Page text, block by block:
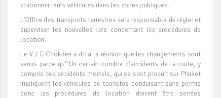
stationner leurs véhicules dans les zones publiques.
L'Office des transports terrestres sera responsable de régler et
superviser les nouvelles lois concernant les procédures de
location.
Le V / G Chokdee a dit à la réunion que les changements sont
venus parce qu'"Un certain nombre d'accidents de la route, y
compris des accidents mortels, qui se sont produit sur Phuket
impliquent les véhicules de touristes conduisant sans permis
donc les procédures de location doivent être serrées